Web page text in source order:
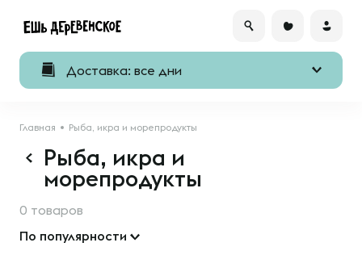
Доставка: все дни
Главная Рыба, икра и морепродукты
Рыба, икра и
морепродукты
0 товаров
По популярности